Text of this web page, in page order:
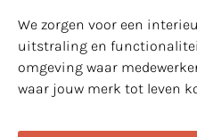
We zorgen voor een
uitstraling en
omgeving waar
waar jouw merk tot leven